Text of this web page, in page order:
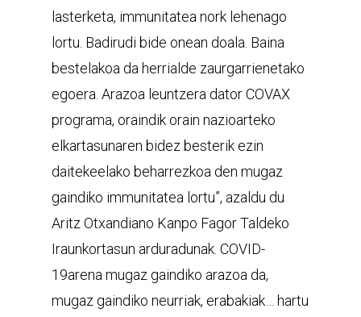
lasterketa, immunitatea nork lehenago
lortu. Badirudi bide onean doala. Baina
bestelakoa da herrialde zaurgarrienetako
egoera. Arazoa leuntzera dator COVAX
programa, oraindik orain nazioarteko
elkartasunaren bidez besterik ezin
daitekeelako beharrezkoa den mugaz
gaindiko immunitatea lortu”, azaldu du
Aritz Otxandiano Kanpo Fagor Taldeko
Iraunkortasun arduradunak. COVID-
19arena mugaz gaindiko arazoa da,
mugaz gaindiko neurriak, erabakiak… hartu